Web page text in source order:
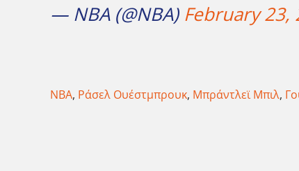
— NBA (@NBA) February 23,
NBA, Ράσελ Ουέστμπρουκ, Μπράντλεϊ Μπιλ,